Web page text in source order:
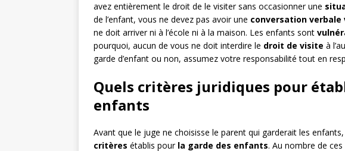
avez entièrement le droit de le visiter sans occasionner une
de l’enfant, vous ne devez pas avoir une conversation verbale
ne doit arriver ni à l’école ni à la maison. Les enfants sont
pourquoi, aucun de vous ne doit interdire le droit de visite à
garde d’enfant ou non, assumez votre responsabilité tout en
Quels critères juridiques pour
enfants
Avant que le juge ne choisisse le parent qui garderait les
critères établis pour la garde des enfants. Au nombre de